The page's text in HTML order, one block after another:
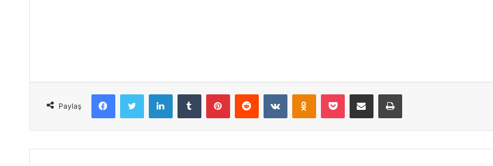
Paylaş
Facebook Twitter LinkedIn Tumblr Pinterest Reddit VKontakte Odnoklassniki Pocket E-Posta ile paylaş Yazdır